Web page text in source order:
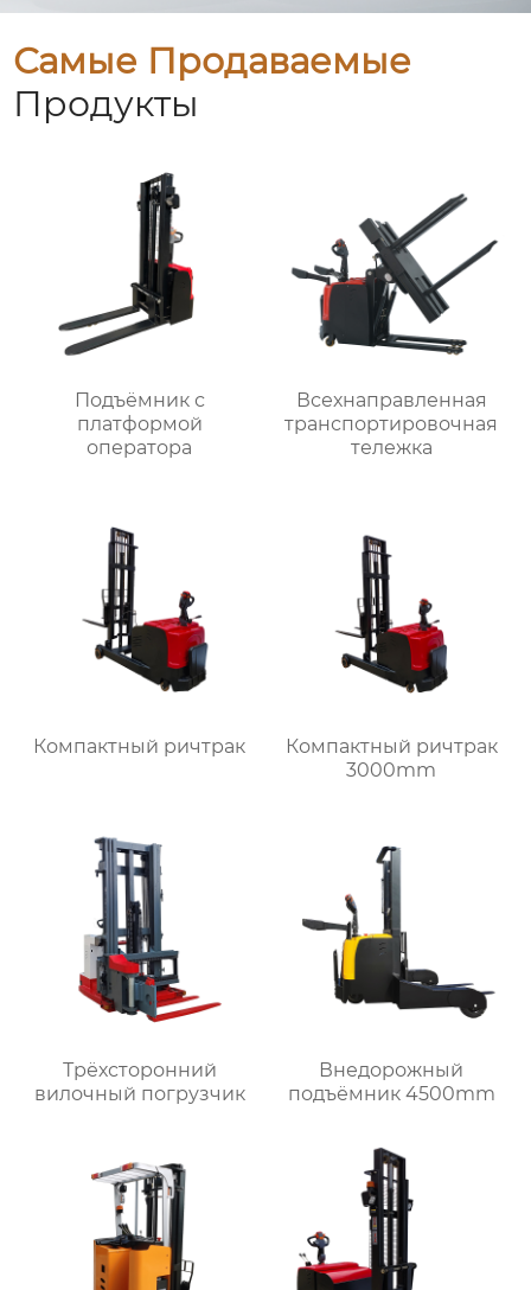
Самые Продаваемые
Продукты
Подъёмник с
платформой
оператора
Всехнаправленная
транспортировочная
тележка
Компактный ричтрак
Компактный ричтрак
3000mm
Трёхсторонний
вилочный погрузчик
Внедорожный
подъёмник 4500mm